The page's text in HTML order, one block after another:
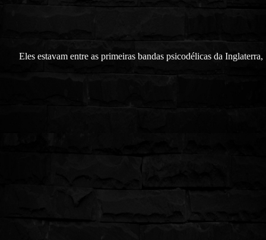
Eles estavam entre as primeiras bandas psicodélicas da Inglaterra,